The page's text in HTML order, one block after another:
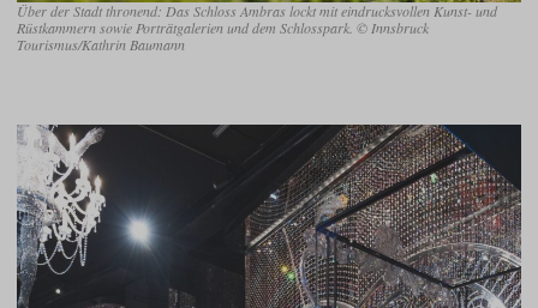
Über der Stadt thronend: Das Schloss Ambras lockt mit eindrucksvollen Kunst- und
Rüstkammern sowie Porträtgalerien und dem Schlosspark. © Innsbruck
Tourismus/Kathrin Baumann